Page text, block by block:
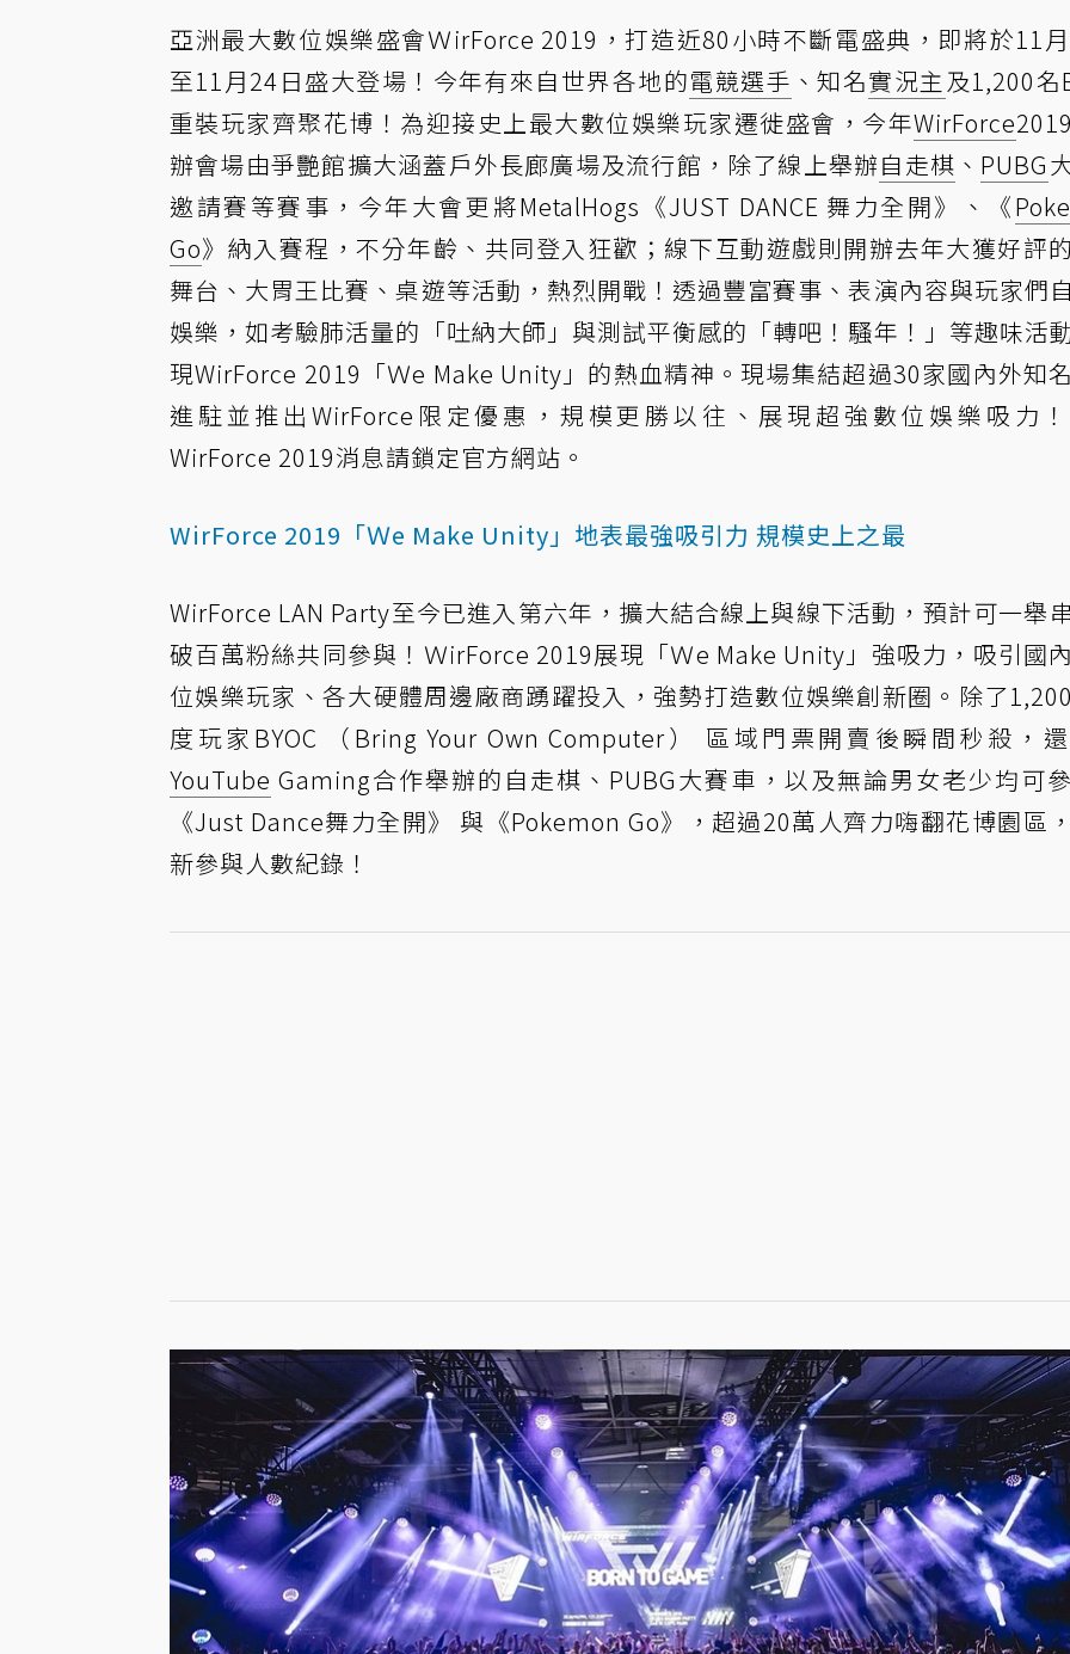
亞洲最大數位娛樂盛會ＷirForce 2019，打造近80小時不斷電盛典，即將於11
至11月24日盛大登場！今年有來自世界各地的電競選手 、知名實況主 及1,200名
重裝玩家齊聚花博！為迎接史上最大數位娛樂玩家遷徙盛會，今年WirForce
辦會場由爭艷館擴大涵蓋戶外長廊廣場及流行館，除了線上舉辦自走棋 、 PUBG
邀請賽等賽事，今年大會更將MetalHogs《JUST DANCE 舞力全開》、《
Go》納入賽程，不分年齡、共同登入狂歡；線下互動遊戲則開辦去年大獲好評
舞台、大胃王比賽、桌遊等活動，熱烈開戰！透過豐富賽事、表演內容與玩家們
娛樂，如考驗肺活量的「吐納大師」與測試平衡感的「轉吧！騷年！」等趣味活
現WirForce 2019「Ｗe Make Unity」的熱血精神。現場集結超過30家國內外知
進駐並推出WirForce限定優惠，規模更勝以往、展現超強數位娛樂吸力
WirForce 2019消息請鎖定官方網站。
WirForce 2019「Ｗe Make Unity」地表最強吸引力 規模史上之最
WirForce LAN Party至今已進入第六年，擴大結合線上與線下活動，預計可一舉
破百萬粉絲共同參與！ＷirForce 2019展現「Ｗe Make Unity」強吸力，吸引國
位娛樂玩家、各大硬體周邊廠商踴躍投入，強勢打造數位娛樂創新圈。除了
度玩家BYOC （Bring Your Own Computer） 區域門票開賣後瞬間秒殺，
YouTube Gaming合作舉辦的自走棋、PUBG大賽車，以及無論男女老少均可
《Just Dance舞力全開》 與《Pokemon Go》，超過20萬人齊力嗨翻花博園區
新參與人數紀錄！